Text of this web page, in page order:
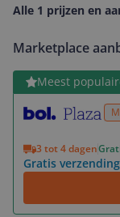
Alle 1 prijzen en
Marketplace
Meest
3 tot 4 dagen
Gratis
Bekijk product